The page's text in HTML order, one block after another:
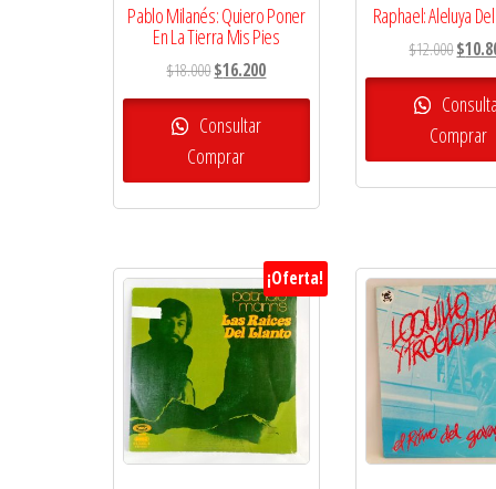
Pablo Milanés: Quiero Poner
En La Tierra Mis Pies
$18.000El
precio
original
era:
$18.000.
$16.200El
precio
$16.200.
Consultar
Comprar
Raphael: Aleluya
$12.000El
precio
original
era:
$12.000.
$
Comprar
¡Oferta!